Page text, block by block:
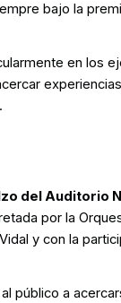
bajo la
en los
del Auditorio
por la
y con la
público a